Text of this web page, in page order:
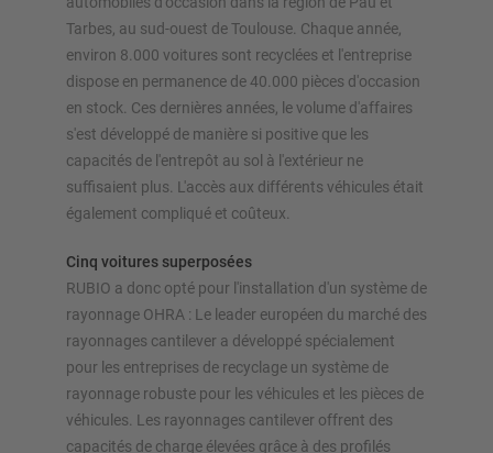
Tarbes, au sud-ouest de Toulouse. Chaque année,
environ 8.000 voitures sont recyclées et l'entreprise
dispose en permanence de 40.000 pièces d'occasion
en stock. Ces dernières années, le volume d'affaires
s'est développé de manière si positive que les
capacités de l'entrepôt au sol à l'extérieur ne
suffisaient plus. L'accès aux différents véhicules était
également compliqué et coûteux.
Cinq voitures superposées
RUBIO a donc opté pour l'installation d'un système de
rayonnage OHRA : Le leader européen du marché des
rayonnages cantilever a développé spécialement
pour les entreprises de recyclage un système de
rayonnage robuste pour les véhicules et les pièces de
véhicules. Les rayonnages cantilever offrent des
capacités de charge élevées grâce à des profilés
Configurer le rayonnage maintenant